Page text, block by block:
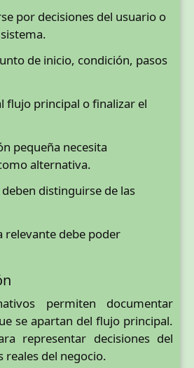
por decisiones del usuario o
de inicio, condición, pasos
flujo principal o finalizar el
pequeña necesita
alternativa.
distinguirse de las
relevante debe poder
permiten documentar
se apartan del flujo principal.
representar decisiones del
reales del negocio.